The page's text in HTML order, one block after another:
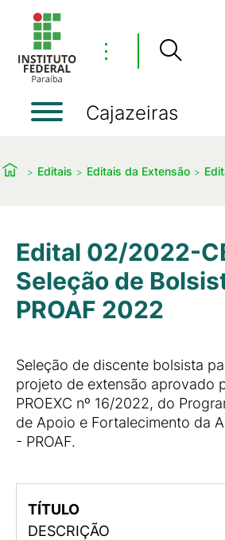
⋮
Cajazeiras
Editais Editais da Extensão
Edital 02/2022-
Seleção de
PROAF 2022
Seleção de discente bolsista
projeto de extensão aprovado
PROEXC nº 16/2022, do
de Apoio e Fortalecimento da
- PROAF.
TÍTULO
DESCRIÇÃO